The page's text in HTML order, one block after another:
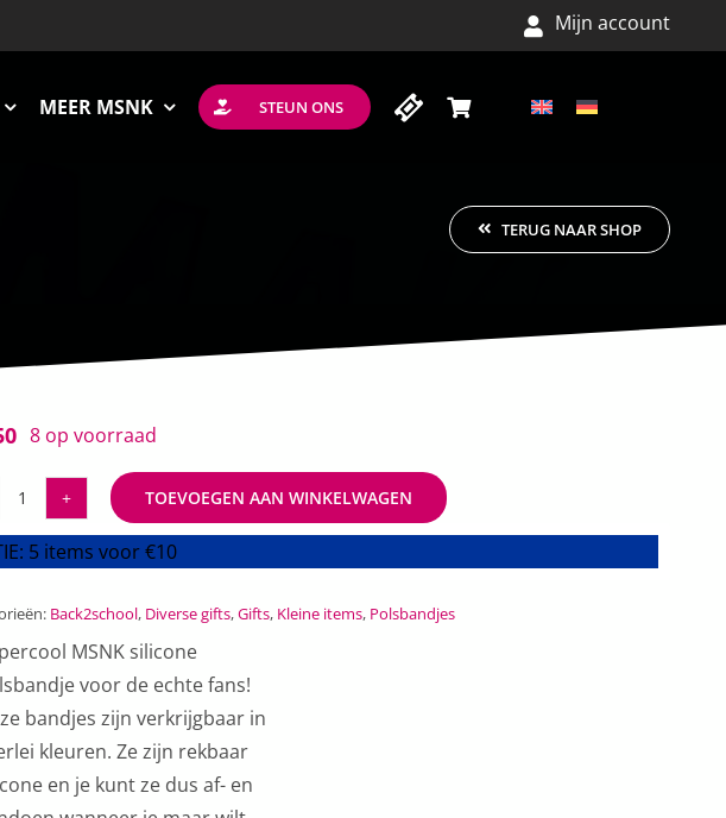
Mijn account
MEER MSNK STEUN ONS
TERUG NAAR SHOP
8 op voorraad
MSNK
polsbandje
aantal
TOEVOEGEN AAN WINKELWAGEN
5 items voor €10
Back2school, Diverse gifts,Gifts, Kleine items, Polsbandjes
MSNK silicone
voor de echte fans!
bandjes zijn verkrijgbaar in
kleuren. Ze zijn rekbaar
en je kunt ze dus af- en